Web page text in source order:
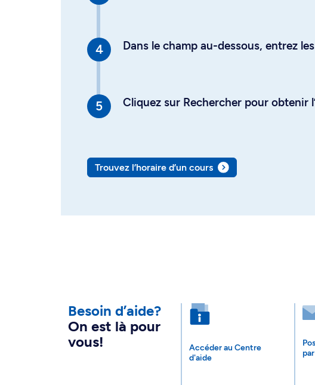
Dans le champ au-dessous, entrez
Cliquez sur Rechercher pour obtenir
Trouvez l’horaire d’un cours
Besoin d’aide?
On est là pour
vous!
Accéder au Centre
d'aide